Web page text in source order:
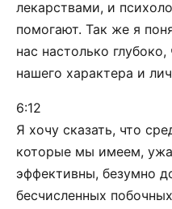
лекарствами, и
помогают. Так же я
нас настолько
нашего характера и
6:12
Я хочу сказать, что
которые мы имеем,
эффективны, безумно
бесчисленных